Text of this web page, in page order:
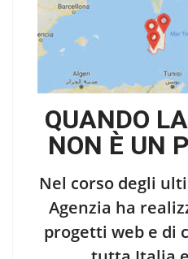
QUANDO
NON È UN
Nel corso degli
Agenzia ha
progetti web e di